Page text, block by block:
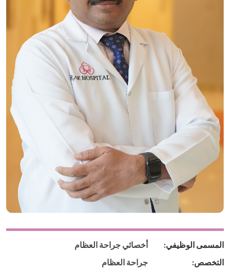
المسمى الوظيفي: أخصائي جراحة العظام
التخصص: جراحة العظام